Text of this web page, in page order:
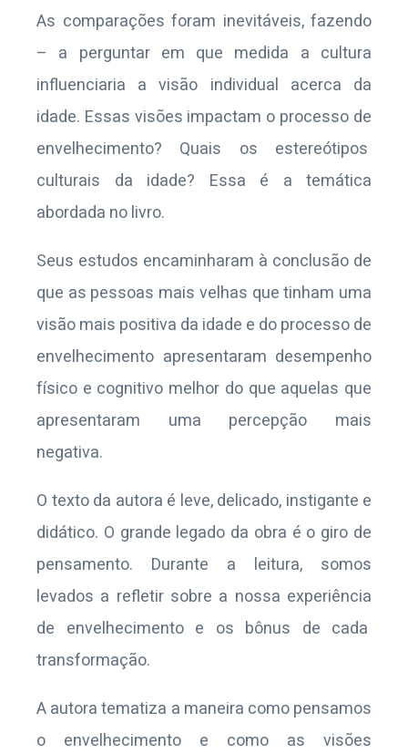
As comparações foram inevitáveis, fazendo
– a perguntar em que medida a cultura
influenciaria a visão individual acerca da
idade. Essas visões impactam o processo de
envelhecimento? Quais os estereótipos
culturais da idade? Essa é a temática
abordada no livro.
Seus estudos encaminharam à conclusão de
que as pessoas mais velhas que tinham uma
visão mais positiva da idade e do processo de
envelhecimento apresentaram desempenho
físico e cognitivo melhor do que aquelas que
apresentaram uma percepção mais
negativa.
O texto da autora é leve, delicado, instigante e
didático. O grande legado da obra é o giro de
pensamento. Durante a leitura, somos
levados a refletir sobre a nossa experiência
de envelhecimento e os bônus de cada
transformação.
A autora tematiza a maneira como pensamos
o envelhecimento e como as visões